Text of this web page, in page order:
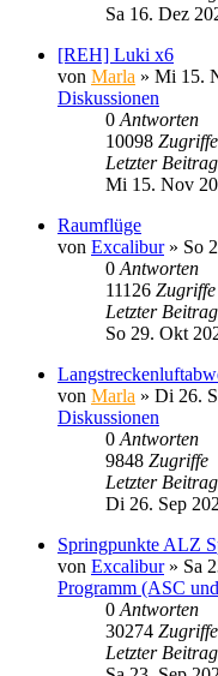
Sa 16. Dez
[REH] Luki x6
von Marla » Mi 15.
Diskussionen
0 Antworten
10098 Zugriffe
Letzter Beitrag
Mi 15. Nov
Raumflüge
von Excalibur» So
0 Antworten
11126 Zugriffe
Letzter Beitrag
So 29. Okt
von Marla » Di 26.
Diskussionen
0 Antworten
9848 Zugriffe
Letzter Beitrag
Di 26. Sep
Springpunkte ALZ
von Excalibur» Sa
Programm (ASC
0 Antworten
30274 Zugriffe
Letzter Beitrag